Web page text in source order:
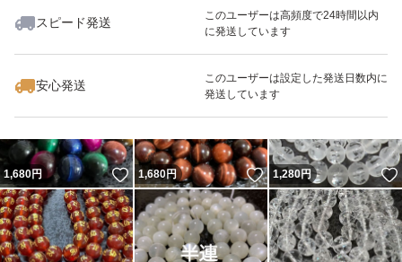
スピード発送
このユーザーは高頻度で24時間以内
に発送しています
安心発送
このユーザーは設定した発送日数内に
発送しています
いいね！
5,880
1,680円 いいね！
1,680円 いいね！
1,280円